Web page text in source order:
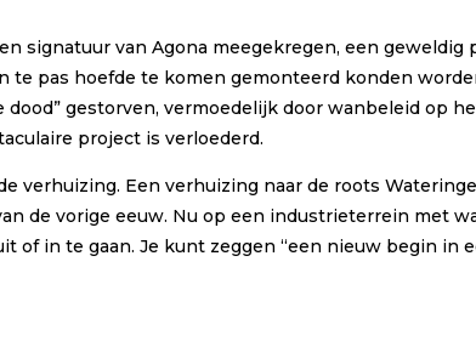
signatuur van Agona meegekregen, een
te pas hoefde te komen gemonteerd konden
gestorven, vermoedelijk door wanbeleid op
project is verloederd.
verhuizing. Een verhuizing naar de roots
de vorige eeuw. Nu op een industrieterrein met
of in te gaan. Je kunt zeggen “een nieuw begin in